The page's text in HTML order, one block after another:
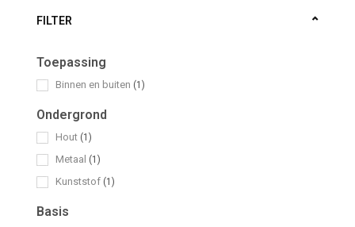
FILTER
Toepassing
Binnen en buiten (1)
Ondergrond
Hout (1)
Metaal (1)
Kunststof (1)
Basis